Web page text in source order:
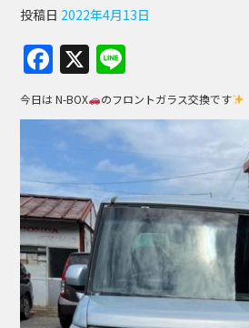
投稿日 2022年4月13日
F
a
c
e
b
o
o
k
X
n
e
今日は N-BOX のフロントガラス交換です